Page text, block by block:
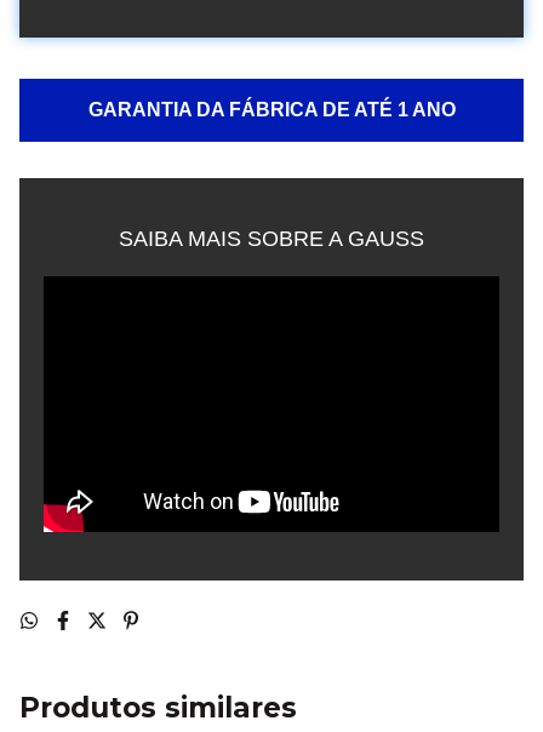
GARANTIA DA FÁBRICA DE ATÉ 1 ANO
SAIBA MAIS SOBRE A GAUSS
Produtos similares